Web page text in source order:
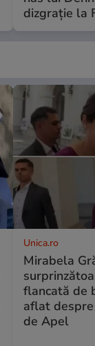
dizgrație la
Unica.ro
Mirabela
flancată de
aflat
de Apel